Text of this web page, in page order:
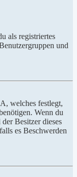
als registriertes
und
welches festlegt,
Wenn du
Besitzer dieses
es Beschwerden